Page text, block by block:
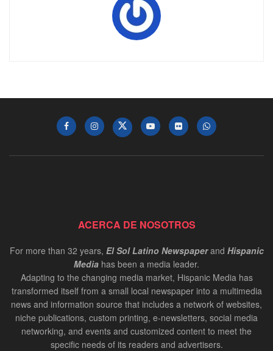
ACERCA DE NOSOTROS
For more than 32 years, El Sol Latino Newspaperand Hispanic
Media has been a media leader.
Adapting to the changing media market, Hispanic Media has
transformed itself from a small local newspaper into a multimedia
news and information source that includes a network of websites,
niche publications, custom printing, e-newsletters, social media
networking, and events and customized content to meet the
specific needs of its readers and advertisers.